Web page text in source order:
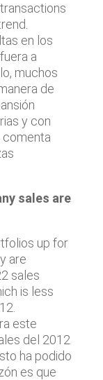
en los
a
muchos
de
y con
comenta
sales are
up for
are
sales
is less
este
del 2012
ha podido
es que